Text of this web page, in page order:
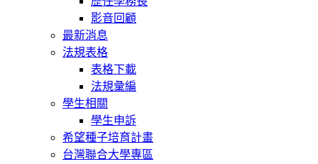
影音回顧
最新消息
法規表格
表格下載
法規彙編
學生相關
學生申訴
希望種子培育計畫
台灣聯合大學專區